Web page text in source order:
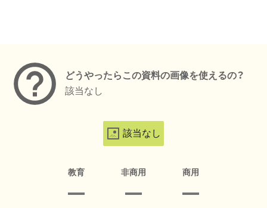
どうやったらこの資料の画像を使えるの？
該当なし
該当なし
教育 非商用 商用